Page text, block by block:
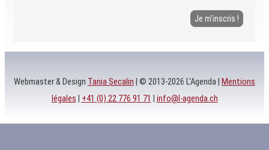
Webmaster & Design Tania Secalin | © 2013-2026 L'Agenda | Mentions
légales | +41 (0) 22 776 91 71 | info@l-agenda.ch